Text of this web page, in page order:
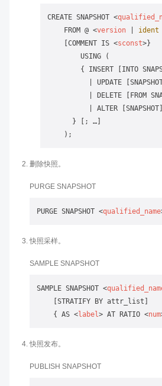
CREATE SNAPSHOT <
    FROM @
<version ident
    [COMMENT IS
<sconst>}
        USING (
{ INSERT [INTO
| UPDATE
| DELETE [FROM
| ALTER
      } [; …]
删除快照。
PURGE SNAPSHOT
PURGE SNAPSHOT <qualified_name
快照采样。
SAMPLE SNAPSHOT
SAMPLE SNAPSHOT <
    [STRATIFY BY attr_list]
    { AS
<label> AT RATIO <num
快照发布。
PUBLISH SNAPSHOT